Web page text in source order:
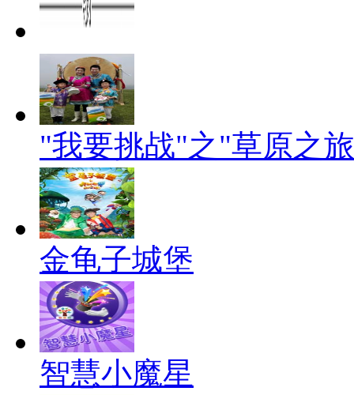
"我要挑战"之"草原之
金龟子城堡
智慧小魔星